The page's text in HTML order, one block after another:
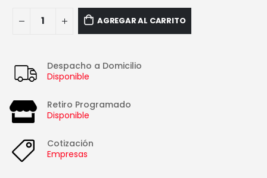
AGREGAR AL CARRITO
Despacho a Domicilio
Disponible
Retiro Programado
Disponible
Cotización
Empresas